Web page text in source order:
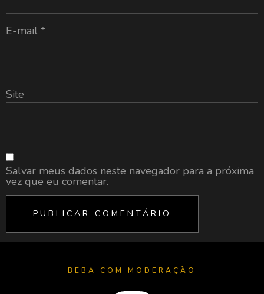
E-mail *
Site
Salvar meus dados neste navegador para a próxima
vez que eu comentar.
BEBA COM MODERAÇÃO